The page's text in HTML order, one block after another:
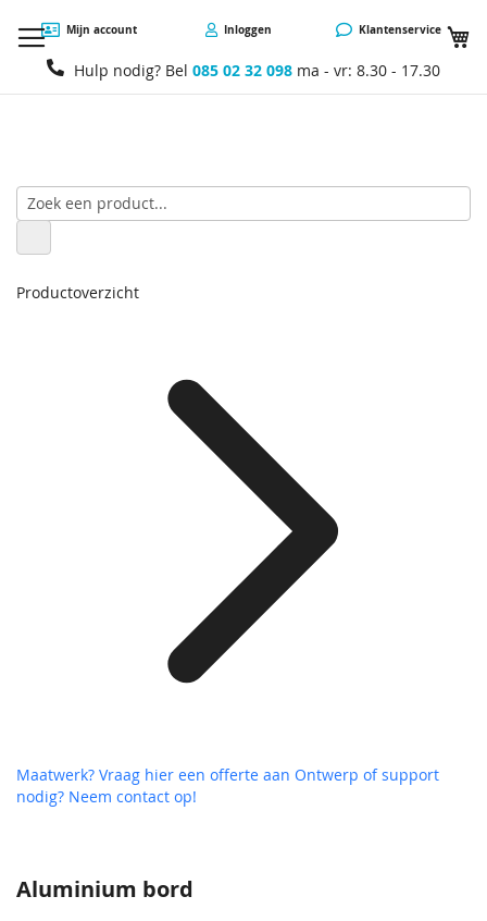
Mijn account Inloggen Klantenservice
Hulp nodig? Bel 085 02 32 098 ma - vr: 8.30 - 17.30
Aluminium bord
Productoverzicht
Maatwerk? Vraag hier een offerte aan Ontwerp of support
nodig? Neem contact op!